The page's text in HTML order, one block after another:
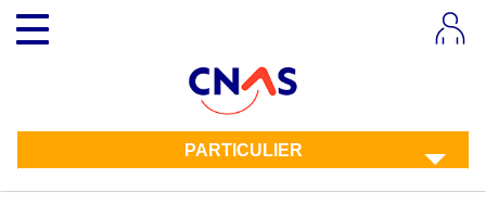
contenu
principal
Toggle
navigation
PARTICULIER